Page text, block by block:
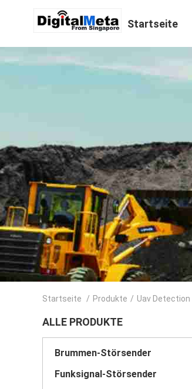
Startseite
Startseite / Produkte / Uav Detection
ALLE PRODUKTE
Brummen-Störsender
Funksignal-Störsender